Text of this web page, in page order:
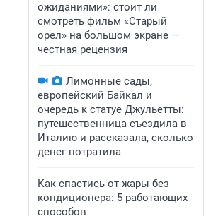
ожиданиями»: стоит ли
смотреть фильм «Старый
орел» на большом экране —
честная рецензия
Лимонные сады,
европейский Байкал и
очередь к статуе Джульетты:
путешественница съездила в
Италию и рассказала, сколько
денег потратила
Как спастись от жары без
кондиционера: 5 работающих
способов